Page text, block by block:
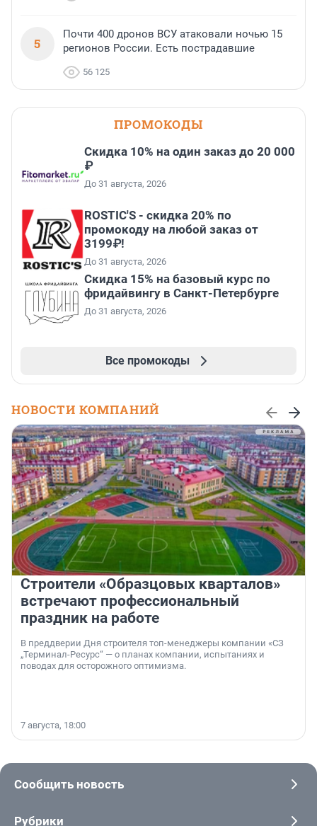
5
Почти 400 дронов ВСУ атаковали ночью 15
регионов России. Есть пострадавшие
56 125
ПРОМОКОДЫ
Скидка 10% на один заказ до 20 000
₽
До 31 августа, 2026
ROSTIC'S - скидка 20% по
промокоду на любой заказ от
3199₽!
До 31 августа, 2026
Скидка 15% на базовый курс по
фридайвингу в Санкт-Петербурге
До 31 августа, 2026
Все промокоды
НОВОСТИ КОМПАНИЙ
Строители «Образцовых кварталов»
встречают профессиональный
праздник на работе
В преддверии Дня строителя топ-менеджеры компании «СЗ
„Терминал-Ресурс“ — о планах компании, испытаниях и
поводах для осторожного оптимизма.
7 августа, 18:00
Сообщить новость
Рубрики